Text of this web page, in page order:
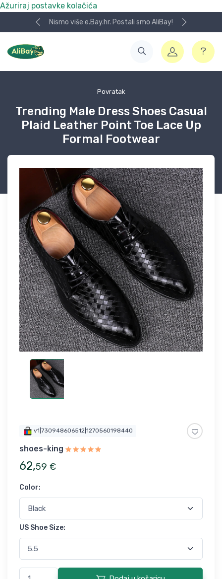
Ažuriraj postavke kolačića
Koristite naša skladišta u UK, USA i DE.
Povratak
Trending Male Dress Shoes Casual
Plaid Leather Point Toe Lace Up
Formal Footwear
v1|730948606512|1270560198440
shoes-king
62,59 €
Color:
US Shoe Size: